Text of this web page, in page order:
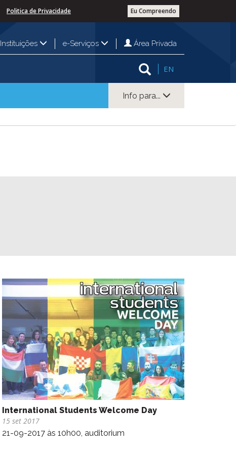
Eu Compreendo
Politica de Privacidade
Instituições e-Serviços Área Privada
EN
Info para...
International Students Welcome Day
15 set 2017
21-09-2017 às 10h00, auditorium